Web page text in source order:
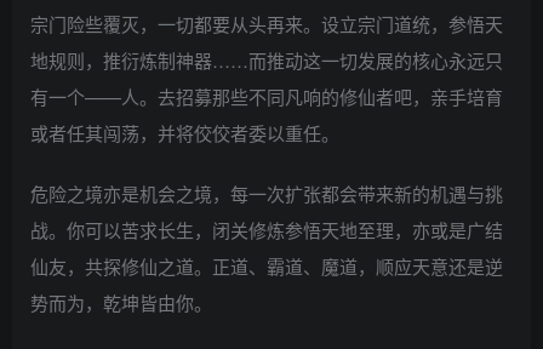
宗门险些覆灭，一切都要从头再来。设立宗门道统，参悟天
地规则，推衍炼制神器……而推动这一切发展的核心永远只
有一个——人。去招募那些不同凡响的修仙者吧，亲手培育
或者任其闯荡，并将佼佼者委以重任。
危险之境亦是机会之境，每一次扩张都会带来新的机遇与挑
战。你可以苦求长生，闭关修炼参悟天地至理，亦或是广结
仙友，共探修仙之道。正道、霸道、魔道，顺应天意还是逆
势而为，乾坤皆由你。